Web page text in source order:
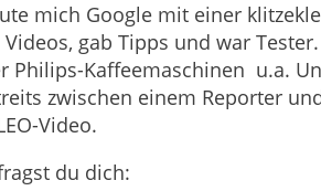
mich Google mit einer
Videos, gab Tipps und war
Philips-Kaffeemaschinen u.a.
zwischen einem Reporter
Video.
du dich: